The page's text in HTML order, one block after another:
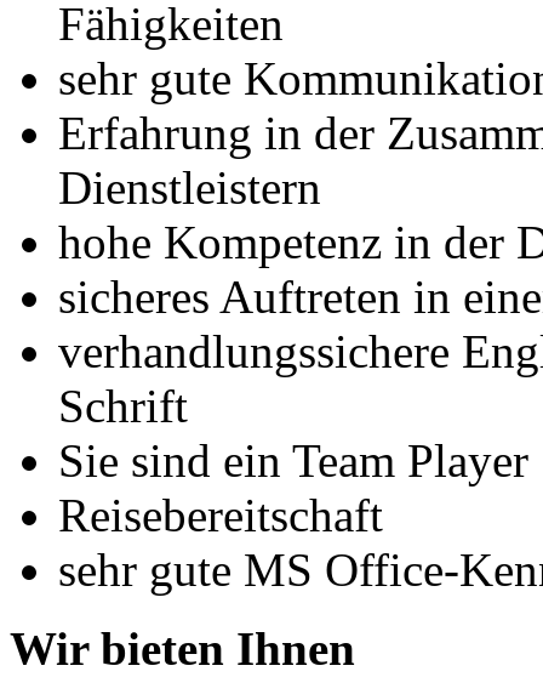
Fähigkeiten
sehr gute
Erfahrung in der
Dienstleistern
hohe Kompetenz in der
sicheres Auftreten in
verhandlungssichere
Schrift
Sie sind ein Team Player
Reisebereitschaft
sehr gute MS Office-
Wir bieten Ihnen